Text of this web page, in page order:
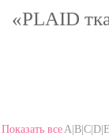
«PLAID
Показать все